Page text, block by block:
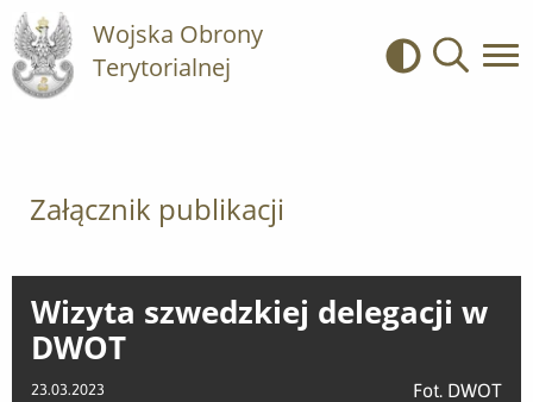
Wojska Obrony
Terytorialnej
Kontrast
Załącznik publikacji
Wizyta szwedzkiej delegacji w
DWOT
23.03.2023 Fot. DWOT